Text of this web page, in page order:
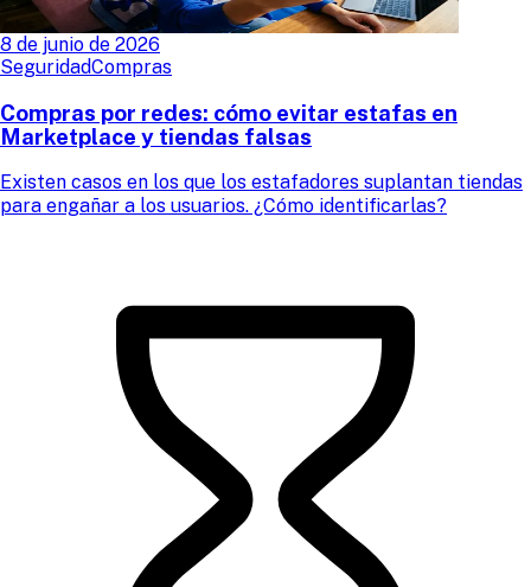
8 de junio de 2026
SeguridadCompras
Compras por redes: cómo evitar estafas en
Marketplace y tiendas falsas
Existen casos en los que los estafadores suplantan tiendas
para engañar a los usuarios. ¿Cómo identificarlas?